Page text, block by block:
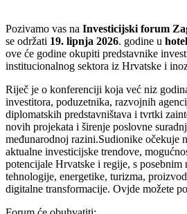
Pozivamo vas na Investicijski forum
se održati 19. lipnja 2026. godine u
ove će godine okupiti predstavnike
institucionalnog sektora iz Hrvatske i
Riječ je o konferenciji koja već niz
investitora, poduzetnika, razvojnih
diplomatskih predstavništava i tvrtki
novih projekata i širenje poslovne
međunarodnoj razini.Sudionike očekuje
aktualne investicijske trendove,
potencijale Hrvatske i regije, s posebnim
tehnologije, energetike, turizma,
digitalne transformacije. Ovjde možete